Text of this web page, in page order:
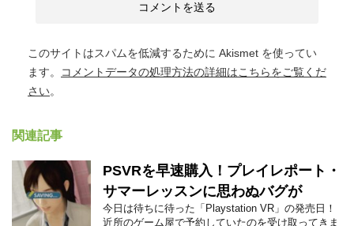
このサイトはスパムを低減するために Akismet を使ってい
ます。
コメントデータの処理方法の詳細はこちらをご覧くだ
さい。
関連記事
PSVRを早速購入！プレイレポート・
サマーレッスンに思わぬバグが
今日は待ちに待った「Playstation VR」の発売日！
近所のゲーム屋で予約していたのを受け取ってきま